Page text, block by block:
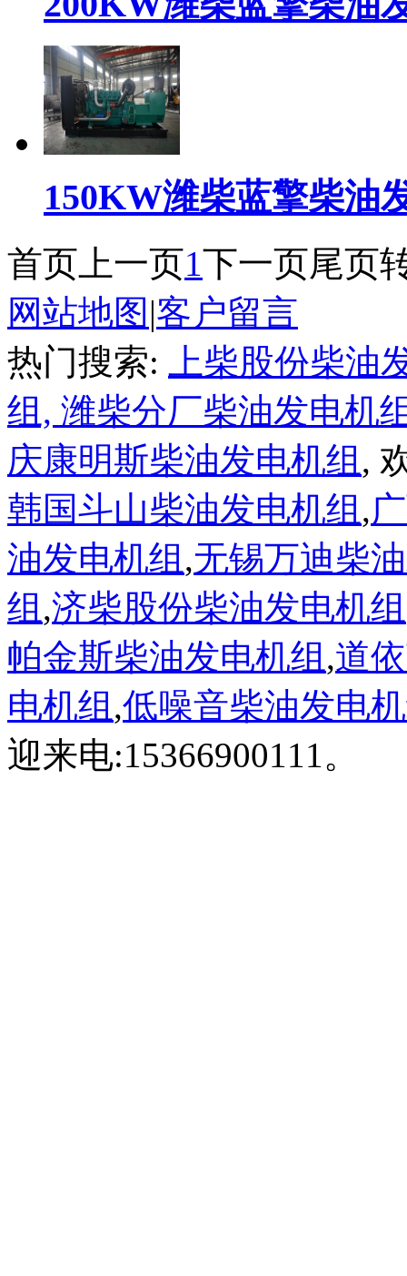
150KW潍柴蓝擎柴油
首页 上一页1下一页尾页
网站地图 |客户留言
热门搜索:
上柴股份柴油
组, 潍柴分厂柴油发电机
庆康明斯柴油发电机组 ,
韩国斗山柴油发电机组 ,
油发电机组 ,无锡万迪柴
组 ,济柴股份柴油发电机组
帕金斯柴油发电机组 ,道
电机组 ,低噪音柴油发电
迎来电:15366900111。